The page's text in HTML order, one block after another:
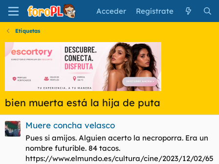
Acceder Regístrate
Etiquetas
bien muerta está la hija de puta
Muere concha velasco
Pues si amijos. Alguien acerto la necroporra. Era un
nombre futurible. 84 tacos.
https://www.elmundo.es/cultura/cine/2023/12/02/65